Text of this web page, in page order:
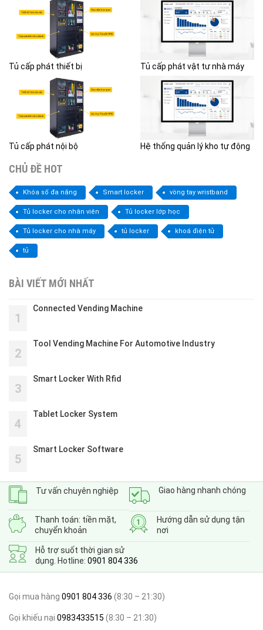
Tủ cấp phát thiết bị Tủ cấp phát vật tư nhà máy
Tủ cấp phát nội bộ Hệ thống quản lý kho tự động
CHỦ ĐỀ HOT
Khóa số đa năng Smart locker vòng tay wristband
Tủ locker cho nhân viên Tủ locker lớp học
Tủ locker cho nhà máy tủ locker khoá điện tử
tủ
BÀI VIẾT MỚI NHẤT
1
Connected Vending Machine
2
Tool Vending Machine For Automotive Industry
3
Smart Locker With Rfid
4
Tablet Locker System
5
Smart Locker Software
Tư vấn chuyên nghiệp Giao hàng nhanh chóng
Thanh toán: tiền mặt,
chuyển khoản
Hướng dẫn sử dụng tận
nơi
Hỗ trợ suốt thời gian sử
dụng. Hotline: 0901 804 336
Gọi mua hàng 0901 804 336 (8:30 – 21:30)
Gọi khiếu nại 0983433515 (8:30 – 21:30)